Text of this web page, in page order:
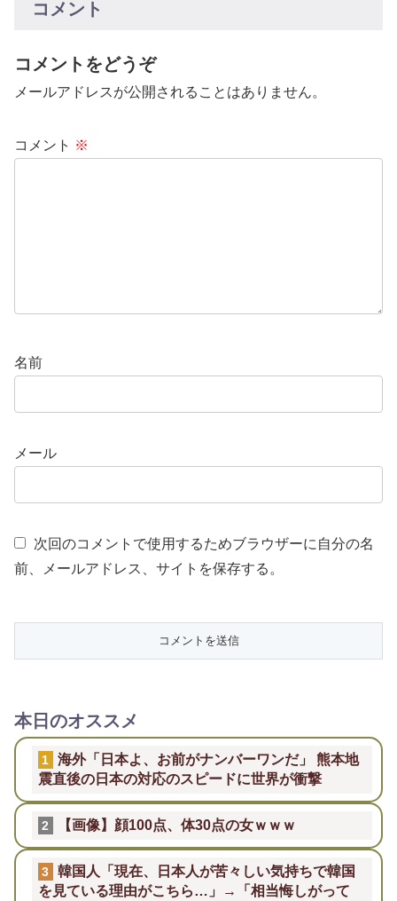
コメント
コメントをどうぞ
メールアドレスが公開されることはありません。
コメント ※
名前
メール
次回のコメントで使用するためブラウザーに自分の名
前、メールアドレス、サイトを保存する。
本日のオススメ
1
海外「日本よ、お前がナンバーワンだ」 熊本地
震直後の日本の対応のスピードに世界が衝撃
2 【画像】顔100点、体30点の女ｗｗｗ
3
韓国人「現在、日本人が苦々しい気持ちで韓国
を見ている理由がこちら…」→「相当悔しがって